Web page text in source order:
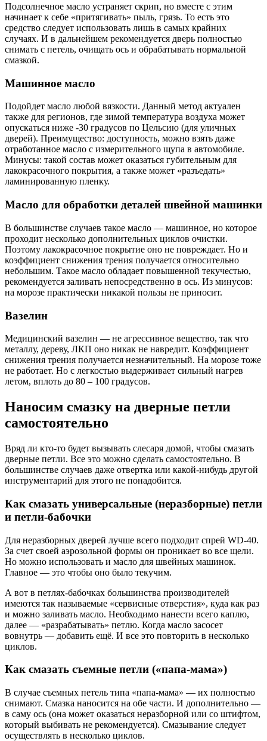
Подсолнечное масло устраняет скрип, но вместе с этим
начинает к себе «притягивать» пыль, грязь. То есть это
средство следует использовать лишь в самых крайних
случаях. И в дальнейшем рекомендуется дверь полностью
снимать с петель, очищать ось и обрабатывать нормальной
смазкой.
Машинное масло
Подойдет масло любой вязкости. Данный метод актуален
также для регионов, где зимой температура воздуха может
опускаться ниже -30 градусов по Цельсию (для уличных
дверей). Преимущество: доступность, можно взять даже
отработанное масло с измерительного щупа в автомобиле.
Минусы: такой состав может оказаться губительным для
лакокрасочного покрытия, а также может «разъедать»
ламинированную пленку.
Масло для обработки деталей швейной машинки
В большинстве случаев такое масло — машинное, но которое
проходит несколько дополнительных циклов очистки.
Поэтому лакокрасочное покрытие оно не повреждает. Но и
коэффициент снижения трения получается относительно
небольшим. Такое масло обладает повышенной текучестью,
рекомендуется заливать непосредственно в ось. Из минусов:
на морозе практически никакой пользы не приносит.
Вазелин
Медицинский вазелин — не агрессивное вещество, так что
металлу, дереву, ЛКП оно никак не навредит. Коэффициент
снижения трения получается незначительный. На морозе тоже
не работает. Но с легкостью выдерживает сильный нагрев
летом, вплоть до 80 – 100 градусов.
Наносим смазку на дверные петли
самостоятельно
Вряд ли кто-то будет вызывать слесаря домой, чтобы смазать
дверные петли. Все это можно сделать самостоятельно. В
большинстве случаев даже отвертка или какой-нибудь другой
инструментарий для этого не понадобится.
Как смазать универсальные (неразборные) петли
и петли-бабочки
Для неразборных дверей лучше всего подходит спрей WD-40.
За счет своей аэрозольной формы он проникает во все щели.
Но можно использовать и масло для швейных машинок.
Главное — это чтобы оно было текучим.
А вот в петлях-бабочках большинства производителей
имеются так называемые «сервисные отверстия», куда как раз
и можно заливать масло. Необходимо нанести всего каплю,
далее — «разрабатывать» петлю. Когда масло засосет
вовнутрь — добавить ещё. И все это повторить в несколько
циклов.
Как смазать съемные петли («папа-мама»)
В случае съемных петель типа «папа-мама» — их полностью
снимают. Смазка наносится на обе части. И дополнительно —
в саму ось (она может оказаться неразборной или со штифтом,
который выбивать не рекомендуется). Смазывание следует
осуществлять в несколько циклов.